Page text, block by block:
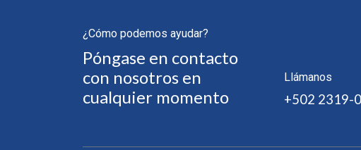
¿Cómo podemos ayudar?
Póngase en contacto
con nosotros en
cualquier momento
Llámanos
+502 2319-